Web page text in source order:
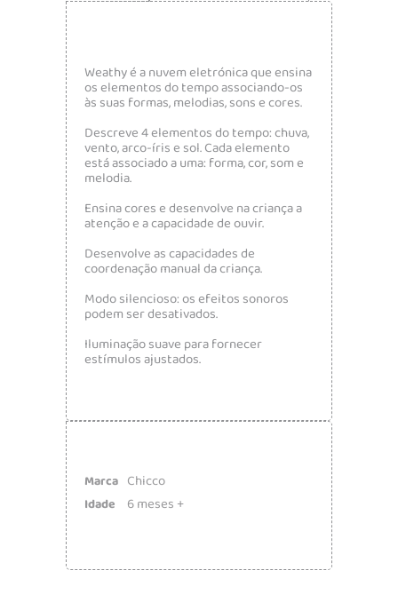
Weathy é a nuvem eletrónica que ensina
os elementos do tempo associando-os
às suas formas, melodias, sons e cores.
Descreve 4 elementos do tempo: chuva,
vento, arco-íris e sol. Cada elemento
está associado a uma: forma, cor, som e
melodia.
Ensina cores e desenvolve na criança a
atenção e a capacidade de ouvir.
Desenvolve as capacidades de
coordenação manual da criança.
Modo silencioso: os efeitos sonoros
podem ser desativados.
Iluminação suave para fornecer
estímulos ajustados.
Marca Chicco
Idade 6 meses +